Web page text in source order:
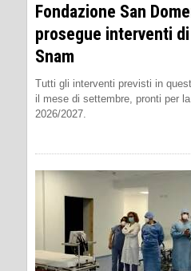
Fondazione San
prosegue interventi
Snam
Tutti gli interventi previsti in
il mese di settembre, pronti per
2026/2027.